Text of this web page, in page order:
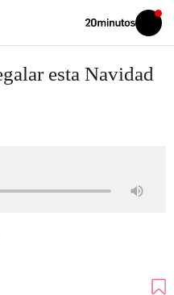
Volver
Iniciar
sesión
esta Navidad